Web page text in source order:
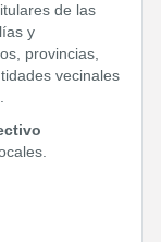
de las
y
provincias,
vecinales